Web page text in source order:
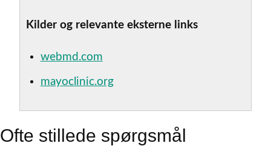
Kilder og relevante eksterne links
webmd.com
mayoclinic.org
Ofte stillede spørgsmål